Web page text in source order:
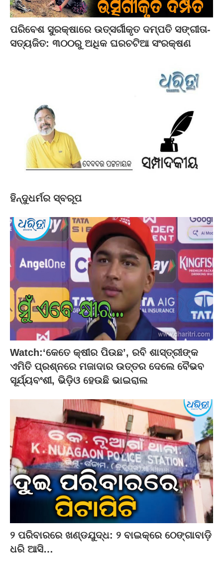
ପରିବେଶ ସୁରକ୍ଷାରେ ଉତ୍ସର୍ଗୀକୃତ ଦମ୍ପତି ସଙ୍ଗୀତା-
ସତ୍ୟଜିତ: ୩୦୦ରୁ ଅଧିକ ଘରଚଟିଆ ସଂରକ୍ଷଣ
ହିନ୍ଦୁଧର୍ମର ସ୍ବରୂପ
Watch:‘କେତେ କ୍ଷୀର ପିଉଛ’, ରବି ଶାସ୍ତ୍ରୀଙ୍କ
ଏମିତି ପ୍ରଶ୍ନରେ ମଜାଦାର ଉତ୍ତର ଦେଲେ ବୈଭବ
ସୂର୍ଯ୍ୟବଂଶୀ, ଭିଡ଼ିଓ ହେଉଛି ଭାଇରାଲ
୨ ପରିବାରରେ ଖଣ୍ଡଯୁଦ୍ଧ: ୨ ବାଇକ୍‌ରେ ଠେଙ୍ଗାବାଡ଼ି
ଧରି ଆସି…